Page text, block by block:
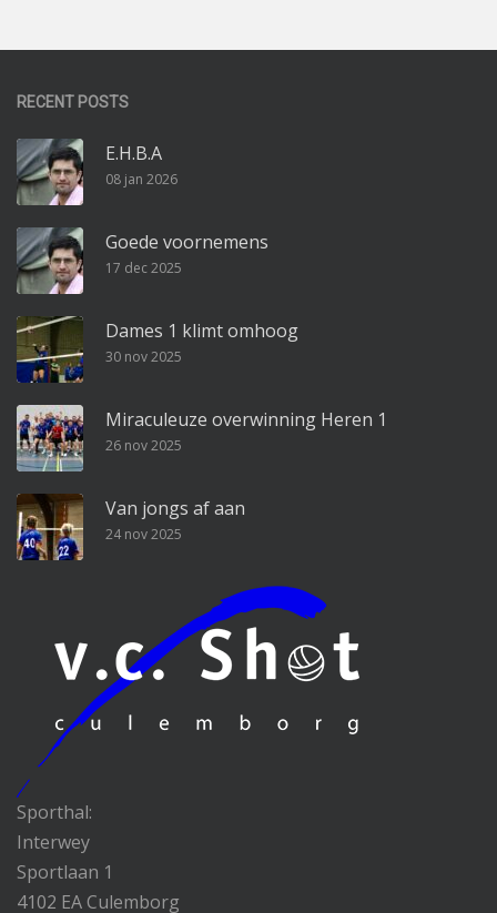
RECENT POSTS
E.H.B.A
08 jan 2026
Goede voornemens
17 dec 2025
Dames 1 klimt omhoog
30 nov 2025
Miraculeuze overwinning Heren 1
26 nov 2025
Van jongs af aan
24 nov 2025
Sporthal:
Interwey
Sportlaan 1
4102 EA Culemborg